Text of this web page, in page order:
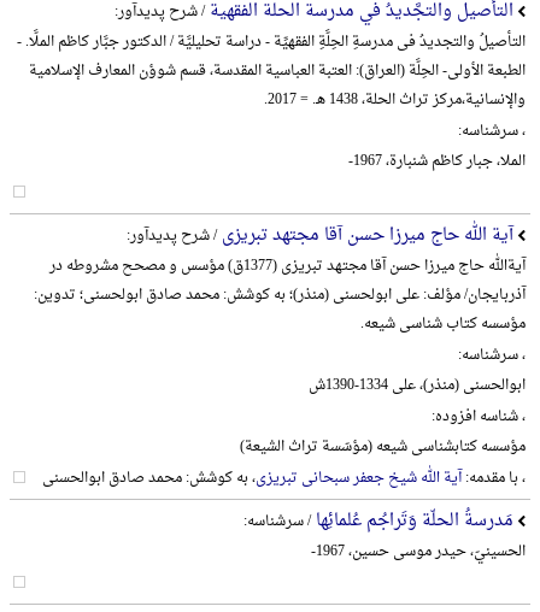
التأصیل والتجَّدیدُ في مدرسة الحلة الفقهیة/ شرح پدیدآور:
التأصیلُ والتجدیدُ فی مدرسةِ الحِلَّةِ الفقهیِّة - دراسة تحلیلیَّة / الدکتور جبَّار کاظم الملَّا. -
الطبعة الأولی- الحِلَّة (العراق): العتبة العباسیة المقدسة، قسم شوؤن المعارف الإسلامیة
والإنسانیة،‌مرکز تراث الحلة، 1438 هـ. = 2017.
، سرشناسه:
الملا، جبار کاظم شنبارة، 1967-
آیة الله حاج میرزا حسن آقا مجتهد تبریزی/ شرح پدیدآور:
آیةالله حاج میرزا حسن آقا مجتهد تبریزی (1377ق) مؤسس و مصحح مشروطه در
آذربایجان/ مؤلف: علی ابولحسنی (منذر)؛ به کوشش: محمد صادق ابولحسنی؛ تدوین:
مؤسسه کتاب شناسی شیعه.
، سرشناسه:
ابوالحسنی (منذر)، علی 1334-1390ش
، شناسه افزوده:
مؤسسه کتابشناسی شیعه (مؤسّسة تراث الشیعة)
، با مقدمه:آیة الله شیخ جعفر سبحانی تبریزی، به کوشش: محمد صادق ابوالحسنی
مَدرسةُ الحلّة وَتَراجُم عُلمائِها/ سرشناسه:
الحسینيّ، حیدر موسی حسین، 1967-